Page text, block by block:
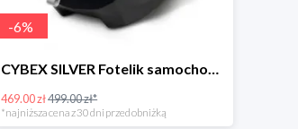
-6%
CYBEX SILVER Fotelik samochodowy + dostawa gratis!
469.00 zł499.00 zł*
*najniższa cena z 30 dni przed obniżką